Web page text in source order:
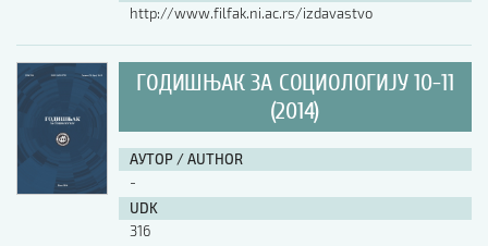
http://www.filfak.ni.ac.rs/izdavastvo
ГОДИШЊАК ЗА СОЦИОЛОГИЈУ 10-11
(2014)
АУТОР / AUTHOR
-
UDK
316